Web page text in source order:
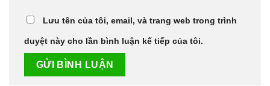
Lưu tên của tôi, email, và trang web trong trình
duyệt này cho lần bình luận kế tiếp của tôi.